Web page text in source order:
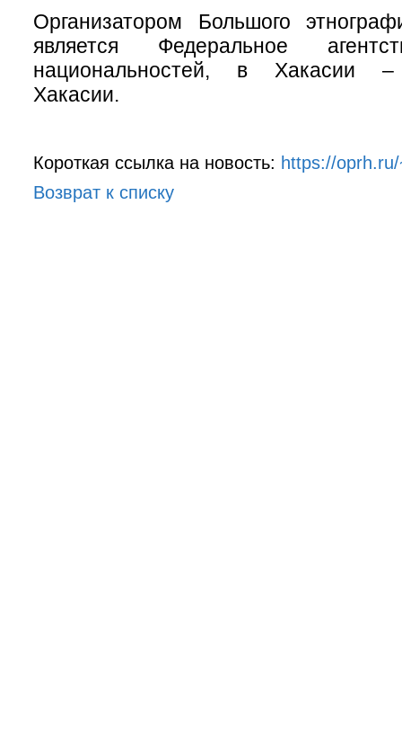
Организатором Большого
является Федеральное
национальностей, в Хакасии –
Хакасии.
Короткая ссылка на новость: https://
Возврат к списку